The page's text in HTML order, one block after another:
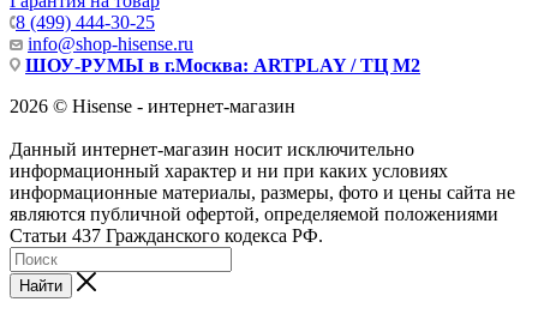
8 (499) 444-30-25
info@shop-hisense.ru
ШОУ-РУМЫ в г.Москва: ARTPLAY / ТЦ М2
2026 © Hisense - интернет-магазин
Данный интернет-магазин носит исключительно
информационный характер и ни при каких условиях
информационные материалы, размеры, фото и цены сайта не
являются публичной офертой, определяемой положениями
Статьи 437 Гражданского кодекса РФ.
Найти